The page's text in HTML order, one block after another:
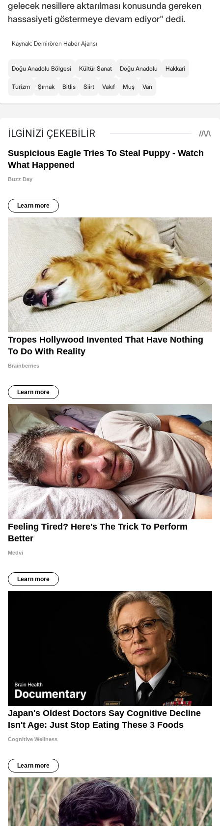
gelecek nesillere aktarılması konusunda gereken
hassasiyeti göstermeye devam ediyor" dedi.
Kaynak: Demirören Haber Ajansı
Doğu Anadolu Bölgesi Kültür Sanat Doğu Anadolu Hakkari
Turizm Şırnak Bitlis Siirt Vakıf Muş Van